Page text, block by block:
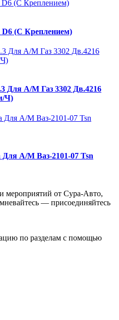
(С Креплением)
Для А/М Газ 3302 Дв.4216
Ч)
А/М Ваз-2101-07 Tsn
мероприятий от Сура-Авто,
— присоединяйтесь
по разделам с помощью